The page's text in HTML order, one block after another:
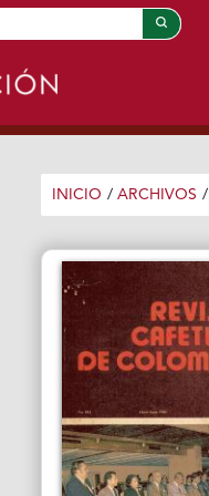
INICIO / ARCHIVOS /